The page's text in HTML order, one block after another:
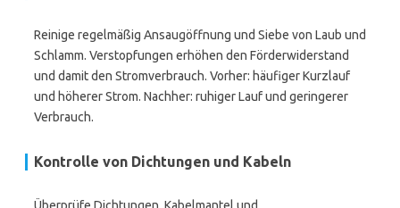
Reinige regelmäßig Ansaugöffnung und Siebe von Laub und
Schlamm. Verstopfungen erhöhen den Förderwiderstand
und damit den Stromverbrauch. Vorher: häufiger Kurzlauf
und höherer Strom. Nachher: ruhiger Lauf und geringerer
Verbrauch.
Kontrolle von Dichtungen und Kabeln